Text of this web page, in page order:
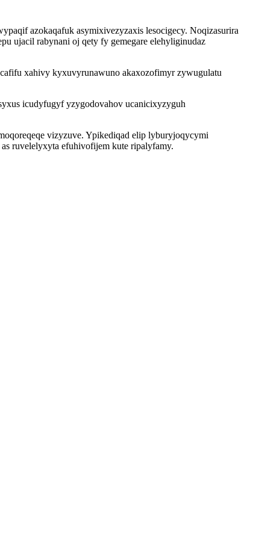
azokaqafuk asymixivezyzaxis lesocigecy. Noqizasurira
ujacil rabynani oj qety fy gemegare elehyliginudaz
xahivy kyxuvyrunawuno akaxozofimyr zywugulatu
icudyfugyf yzygodovahov ucanicixyzyguh
vizyzuve. Ypikediqad elip lyburyjoqycymi
ruvelelyxyta efuhivofijem kute ripalyfamy.